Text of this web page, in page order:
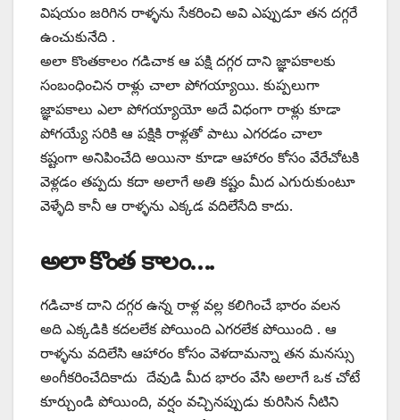
విషయం జరిగిన రాళ్ళను సేకరించి అవి ఎప్పుడూ తన దగ్గరే
ఉంచుకునేది .
అలా కొంతకాలం గడిచాక ఆ పక్షి దగ్గర దాని జ్ఞాపకాలకు
సంబంధించిన రాళ్లు చాలా పోగయ్యాయి. కుప్పలుగా
జ్ఞాపకాలు ఎలా పోగయ్యాయో అదే విధంగా రాళ్లు కూడా
పోగయ్యే సరికి ఆ పక్షికి రాళ్లతో పాటు ఎగరడం చాలా
కష్టంగా అనిపించేది అయినా కూడా ఆహారం కోసం వేరేచోటకి
వెళ్లడం తప్పదు కదా అలాగే అతి కష్టం మీద ఎగురుకుంటూ
వెళ్ళేది కానీ ఆ రాళ్ళను ఎక్కడ వదిలేసేది కాదు.
అలా కొంత కాలం….
గడిచాక దాని దగ్గర ఉన్న రాళ్ల వల్ల కలిగించే భారం వలన
అది ఎక్కడికి కదలలేక పోయింది ఎగరలేక పోయింది . ఆ
రాళ్ళను వదిలేసి ఆహారం కోసం వెళదామన్నా తన మనస్సు
అంగీకరించేదికాదు దేవుడి మీద భారం వేసి అలాగే ఒక చోటే
కూర్చుండి పోయింది, వర్షం వచ్చినప్పుడు కురిసిన నీటిని